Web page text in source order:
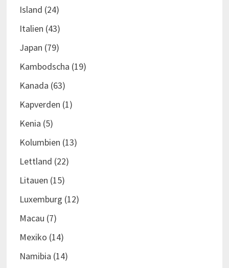
Island (24)
Italien (43)
Japan (79)
Kambodscha (19)
Kanada (63)
Kapverden (1)
Kenia (5)
Kolumbien (13)
Lettland (22)
Litauen (15)
Luxemburg (12)
Macau (7)
Mexiko (14)
Namibia (14)